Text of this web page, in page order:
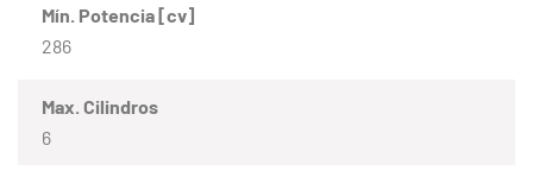
Mín. Potencia [cv]
286
Max. Cilindros
6